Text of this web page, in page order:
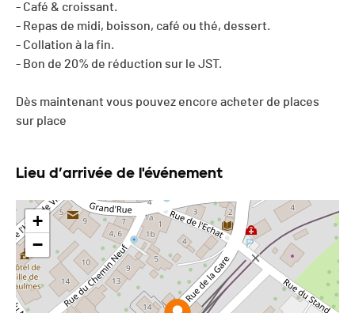
- Café & croissant.
- Repas de midi, boisson, café ou thé, dessert.
- Collation à la fin.
- Bon de 20% de réduction sur le JST.
Dès maintenant vous pouvez encore acheter de places
sur place
Lieu d’arrivée de l'événement
+
−